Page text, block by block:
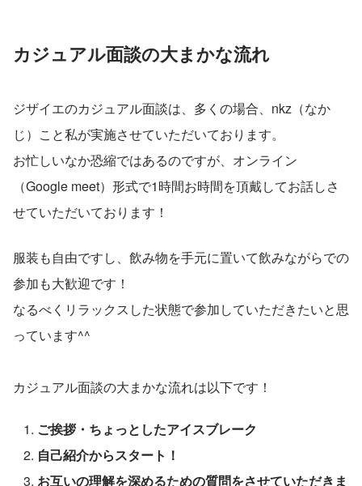
カジュアル面談の大まかな流れ
ジザイエのカジュアル面談は、多くの場合、nkz（なか
じ）こと私が実施させていただいております。
お忙しいなか恐縮ではあるのですが、オンライン
（Google meet）形式で1時間お時間を頂戴してお話しさ
せていただいております！
服装も自由ですし、飲み物を手元に置いて飲みながらでの
参加も大歓迎です！
なるべくリラックスした状態で参加していただきたいと思
っています^^
カジュアル面談の大まかな流れは以下です！
ご挨拶・ちょっとしたアイスブレーク
自己紹介からスタート！
お互いの理解を深めるための質問をさせていただきま